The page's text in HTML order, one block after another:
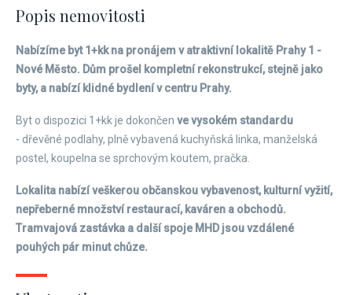
Popis nemovitosti
Nabízíme byt 1+kk na pronájem v atraktivní lokalitě Prahy 1 -
Nové Město. Dům prošel kompletní rekonstrukcí, stejně jako
byty, a nabízí klidné bydlení v centru Prahy.
Byt o dispozici 1+kk je dokončen ve vysokém standardu
- dřevěné podlahy, plně vybavená kuchyňská linka, manželská
postel, koupelna se sprchovým koutem, pračka.
Lokalita nabízí veškerou občanskou vybavenost, kulturní vyžití,
nepřeberné množství restaurací, kaváren a obchodů.
Tramvajová zastávka a další spoje MHD jsou vzdálené
pouhých pár minut chůze.